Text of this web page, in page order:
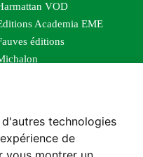
technologies
de
VOD
Academia EME
éditions
Sutton
impliqués
Tous les éditeurs